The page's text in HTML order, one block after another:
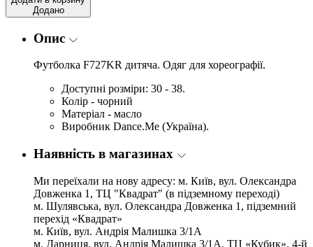
Додано
Опис
Футболка F727KR дитяча. Одяг для хореографії.
Доступні розміри: 30 - 38.
Колір - чорний
Матеріал - масло
Виробник Dance.Me (Україна).
Наявність в магазинах
Ми переїхали на нову адресу: м. Київ, вул. Олександра
Довженка 1, ТЦ "Квадрат" (в підземному переході)
м. Шулявська, вул. Олександра Довженка 1, підземний
перехід «Квадрат»
м. Київ, вул. Андрія Малишка 3/1А
м. Дарниця, вул. Андрія Малишка 3/1А, ТЦ «Кубик», 4-й